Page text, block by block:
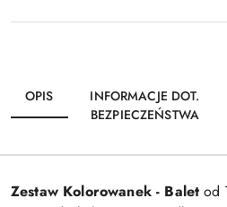
OPIS
INFORMACJE DOT.
BEZPIECZEŃSTWA
Zestaw Kolorowanek - Baletod